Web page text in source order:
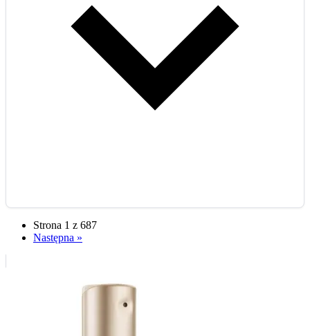
Strona 1 z 687
Następna »